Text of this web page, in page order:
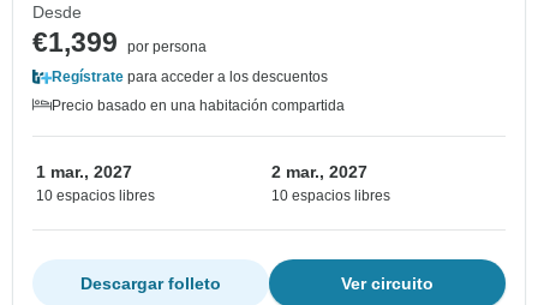
Desde
€1,399
por persona
Regístrate para acceder a los descuentos
Precio basado en una habitación compartida
1 mar., 2027
10 espacios libres
2 mar., 2027
10 espacios libres
Ver circuito
Descargar folleto